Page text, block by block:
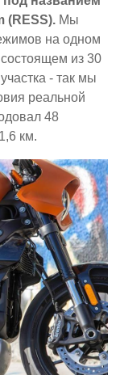
(RESS). Мы
на одном
из 30
- так мы
реальной
48
км.